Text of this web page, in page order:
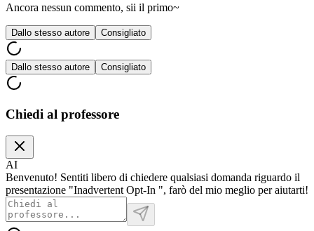
Ancora nessun commento, sii il primo~
Dallo stesso autore Consigliato
Dallo stesso autore Consigliato
Chiedi al professore
AI
Benvenuto! Sentiti libero di chiedere qualsiasi domanda riguardo il
presentazione "Inadvertent Opt-In ", farò del mio meglio per aiutarti!